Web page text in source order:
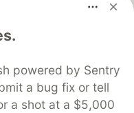
powered by Sentry
a bug fix or tell
a shot at a $5,000